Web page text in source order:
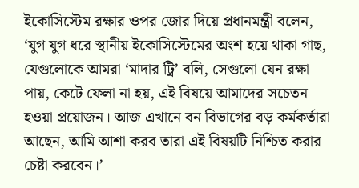
ইকোসিস্টেম রক্ষার ওপর জোর দিয়ে প্রধানমন্ত্রী বলেন,
‘যুগ যুগ ধরে স্থানীয় ইকোসিস্টেমের অংশ হয়ে থাকা গাছ,
যেগুলোকে আমরা ‘মাদার ট্রি’ বলি, সেগুলো যেন রক্ষা
পায়, কেটে ফেলা না হয়, এই বিষয়ে আমাদের সচেতন
হওয়া প্রয়োজন। আজ এখানে বন বিভাগের বড় কর্মকর্তারা
আছেন, আমি আশা করব তারা এই বিষয়টি নিশ্চিত করার
চেষ্টা করবেন।’